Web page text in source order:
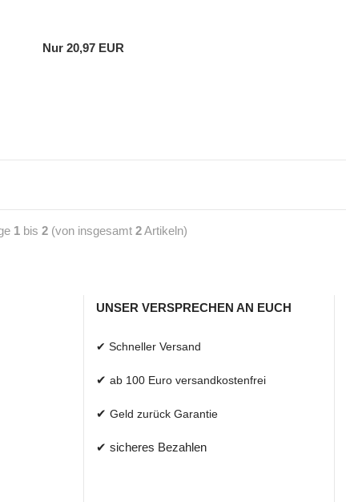
Nur 20,97 EUR
1bis 2(von insgesamt 2Artikeln)
UNSER VERSPRECHEN AN EUCH
✔ Schneller Versand
✔ ab 100 Euro versandkostenfrei
✔ Geld zurück Garantie
✔ sicheres Bezahlen